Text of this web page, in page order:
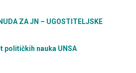
ZA JN – UGOSTITELJSKE
političkih nauka UNSA